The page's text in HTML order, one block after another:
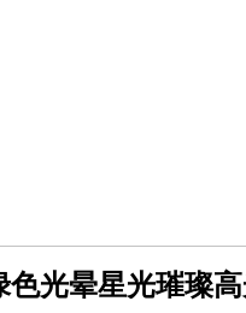
色光晕星光璀璨